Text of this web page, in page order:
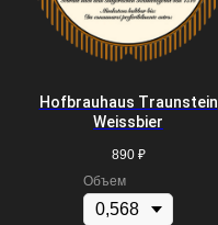
Hofbrauhaus Traunstein
Weissbier
890 ₽
Объем